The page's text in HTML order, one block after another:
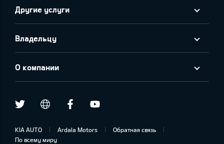
Другие услуги
Владельцу
О компании
Twitter draugiem.lv
Facebook
KIA AUTO Ardala Motors
Обратная связь
По всему миру